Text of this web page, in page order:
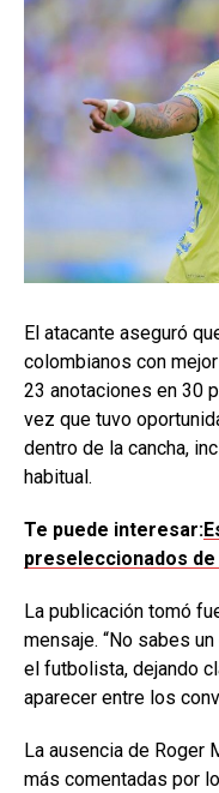
El atacante aseguró
colombianos con
23 anotaciones en 30
vez que tuvo
dentro de la cancha,
habitual.
Te puede interesar:
preseleccionados de
La publicación tomó
mensaje. “No sabes
el futbolista, dejando
aparecer entre los
La ausencia de Roger
más comentadas por